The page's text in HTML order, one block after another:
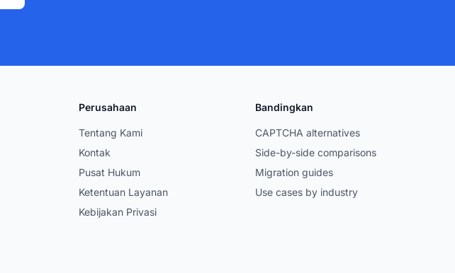
Perusahaan
Tentang Kami
Kontak
Pusat Hukum
Ketentuan Layanan
Kebijakan Privasi
Bandingkan
CAPTCHA alternatives
Side-by-side comparisons
Migration guides
Use cases by industry